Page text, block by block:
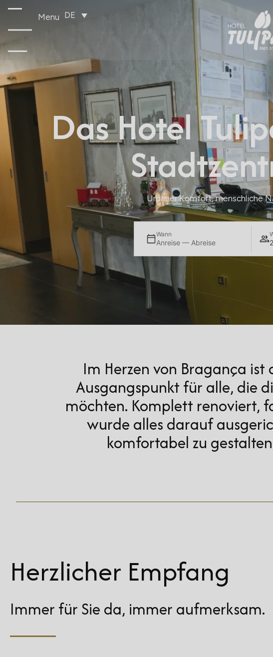
Menu DE
Das Hotel
Urbaner Komfort, menschliche
Wann
Anreise — Abreise
Im Herzen von Bragança
Ausgangspunkt für alle, die
möchten. Komplett renoviert,
wurde alles darauf
komfortabel zu
Herzlicher Empfang
Immer für Sie da, immer aufmerksam.